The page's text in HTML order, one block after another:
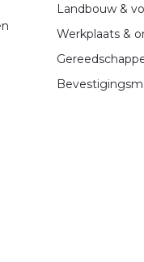
Landbouw &
Werkplaats &